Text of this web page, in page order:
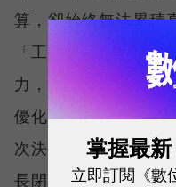
算，卻始終無法累積
「工具越多，不表示
力，在於建立一套能
優化的成長機制，讓
次決策的養分，形成
長閉環。
掌握最
立即訂閱《數